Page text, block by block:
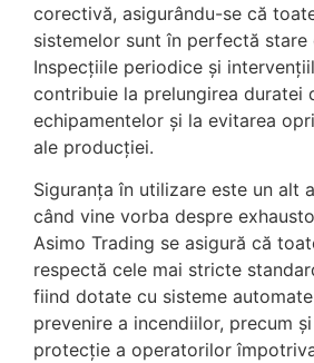
corectivă, asigurându-se că
sistemelor sunt în perfectă stare
Inspecțiile periodice și
contribuie la prelungirea duratei
echipamentelor și la evitarea
ale producției.
Siguranța în utilizare este un alt
când vine vorba despre
Asimo Trading se asigură că
respectă cele mai stricte
fiind dotate cu sisteme
prevenire a incendiilor, precum
protecție a operatorilor